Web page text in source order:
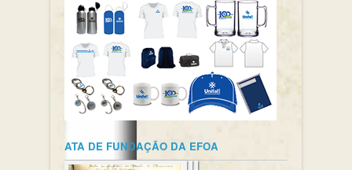
ATA DE FUNDAÇÃO DA EFOA